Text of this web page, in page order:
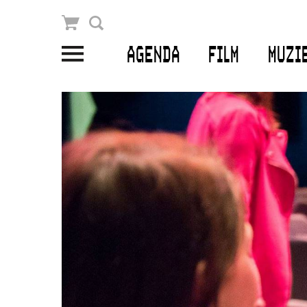
AGENDA FILM
Winkelmandje
PLAN JE BEZOEK
Openingstijden & contact
Bereikbaarheid
Kaartverkoop
Schoolvoorstellingen
Filmprogramma’s Primair Onderwijs